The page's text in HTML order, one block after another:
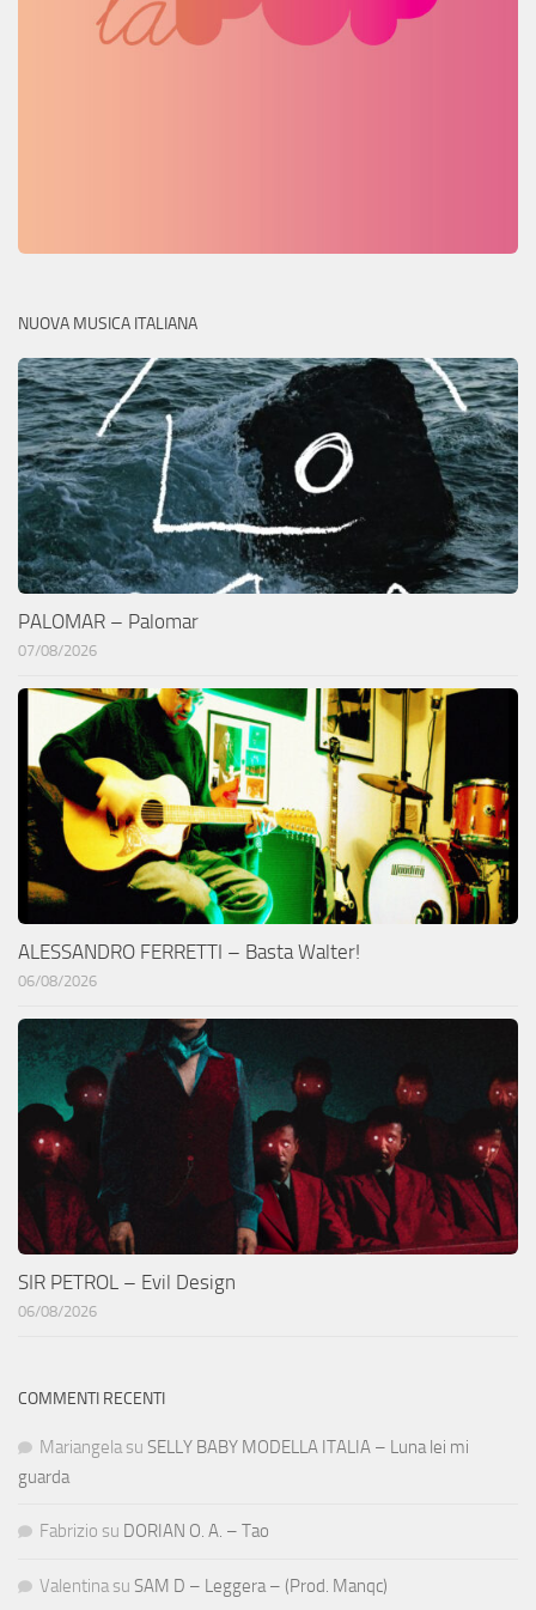
NUOVA MUSICA ITALIANA
PALOMAR – Palomar
07/08/2026
ALESSANDRO FERRETTI – Basta Walter!
06/08/2026
SIR PETROL – Evil Design
06/08/2026
COMMENTI RECENTI
Mariangela su SELLY BABY MODELLA ITALIA – Luna lei mi
guarda
Fabrizio su DORIAN O. A. – Tao
Valentina su SAM D – Leggera – (Prod. Manqc)